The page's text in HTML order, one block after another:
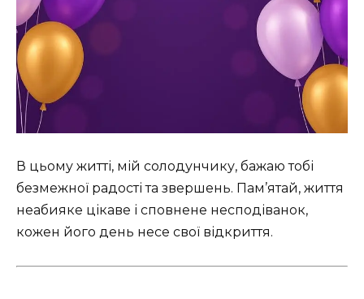
В цьому житті, мій солодунчику, бажаю тобі
безмежної радості та звершень. Пам’ятай, життя
неабияке цікаве і сповнене несподіванок,
кожен його день несе свої відкриття.